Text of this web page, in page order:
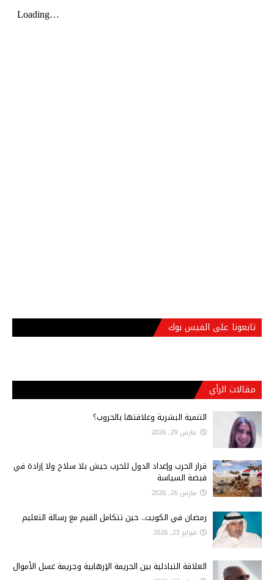
تابعونا على الفيس بوك
مقالات الرأي
التنمية البشرية وعلاقتها بالحروب؟
مارس 29, 2026
قرار الحرب وإعداد الدول للحرب جيش بلا سلاح ولا إرادة في
قبضة السياسة
مارس 26, 2026
رمضان في الكويت.. حين تتكامل القيم مع رسالة التعليم
فبراير 23, 2026
العلاقة التبادلية بين الجريمة الإرهابية وجريمة غسل الأموال